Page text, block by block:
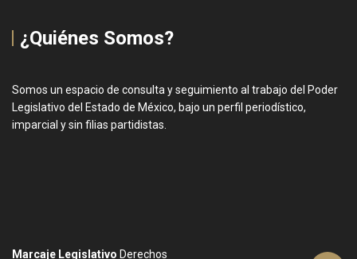
¿Quiénes Somos?
Somos un espacio de consulta y seguimiento al trabajo del Poder
Legislativo del Estado de México, bajo un perfil periodístico,
imparcial y sin filias partidistas.
Marcaje Legislativo Derechos